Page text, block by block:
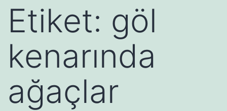
Etiket: göl
kenarında
ağaçlar